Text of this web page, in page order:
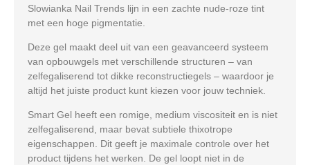
Slowianka Nail Trends lijn in een zachte nude-roze tint
met een hoge pigmentatie.
Deze gel maakt deel uit van een geavanceerd systeem
van opbouwgels met verschillende structuren – van
zelfegaliserend tot dikke reconstructiegels – waardoor je
altijd het juiste product kunt kiezen voor jouw techniek.
Smart Gel heeft een romige, medium viscositeit en is niet
zelfegaliserend, maar bevat subtiele thixotrope
eigenschappen. Dit geeft je maximale controle over het
product tijdens het werken. De gel loopt niet in de